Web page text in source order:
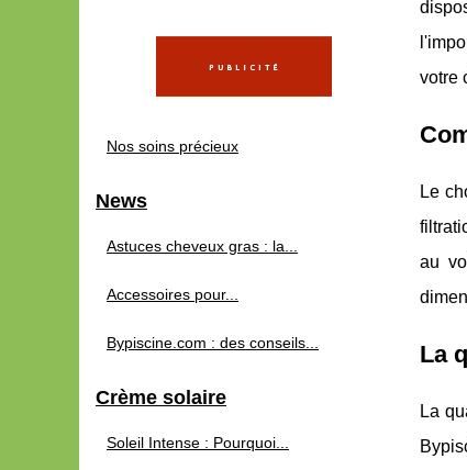
votre
Le
au
La
La
Nos soins précieux
News
Astuces cheveux gras : la...
Accessoires pour...
Bypiscine.com : des conseils...
Crème solaire
Soleil Intense : Pourquoi...